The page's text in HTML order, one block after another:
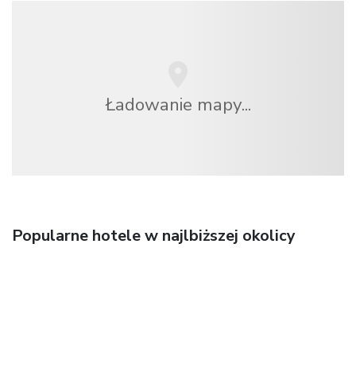
Ładowanie mapy...
Popularne hotele w najlbiższej okolicy